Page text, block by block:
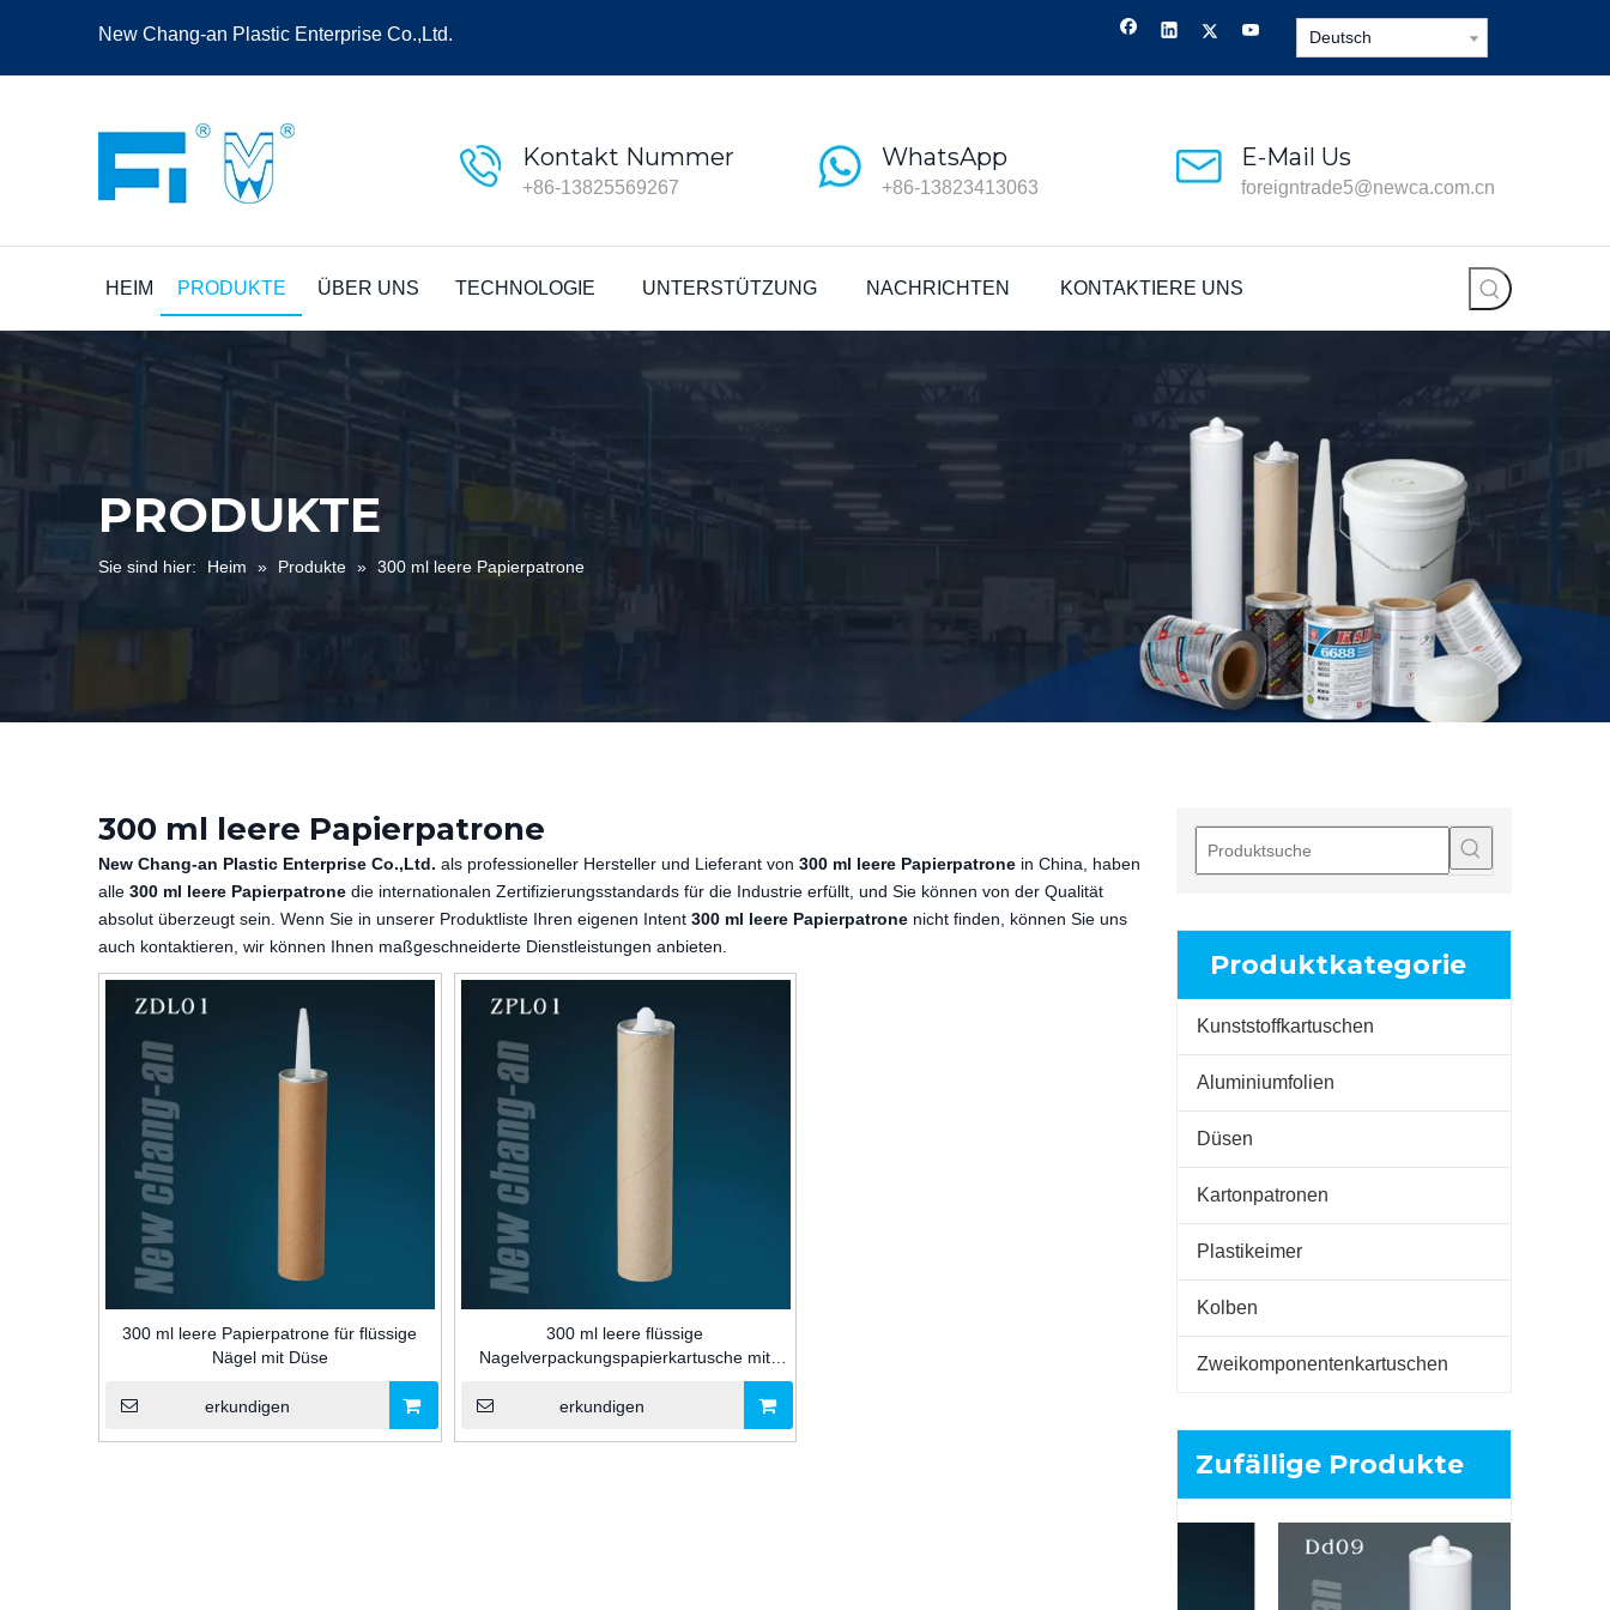
New Chang-an Plastic Enterprise Co.,Ltd. Deutsch
Kontakt Nummer
+86-13825569267
WhatsApp
+86-13823413063
E-Mail Us
foreigntrade5@newca.com.cn
HEIM PRODUKTE ÜBER UNS TECHNOLOGIE UNTERSTÜTZUNG NACHRICHTEN KONTAKTIERE UNS
PRODUKTE
Sie sind hier: Heim » Produkte » 300 ml leere Papierpatrone
300 ml leere Papierpatrone
New Chang-an Plastic Enterprise Co.,Ltd. als professioneller Hersteller und Lieferant von 300 ml leere Papierpatrone in China, haben
alle 300 ml leere Papierpatrone die internationalen Zertifizierungsstandards für die Industrie erfüllt, und Sie können von der Qualität
absolut überzeugt sein. Wenn Sie in unserer Produktliste Ihren eigenen Intent 300 ml leere Papierpatrone nicht finden, können Sie uns
auch kontaktieren, wir können Ihnen maßgeschneiderte Dienstleistungen anbieten.
300 ml leere Papierpatrone für flüssige
Nägel mit Düse
erkundigen
300 ml leere flüssige
Nagelverpackungspapierkartusche mit
Düse und Kolben für Silikondichtmittel für
die Bauindustrie
erkundigen
Produktkategorie
Kunststoffkartuschen
Aluminiumfolien
Düsen
Kartonpatronen
Plastikeimer
Kolben
Zweikomponentenkartuschen
Zufällige Produkte